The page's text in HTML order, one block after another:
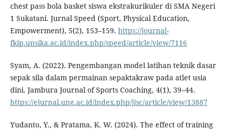
chest pass bola basket siswa ekstrakurikuler di SMA Negeri
1 Sukatani. Jurnal Speed (Sport, Physical Education,
Empowerment), 5(2), 153–159. https://journal-
fkip.unsika.ac.id/index.php/speed/article/view/7116
Syam, A. (2022). Pengembangan model latihan teknik dasar
sepak sila dalam permainan sepaktakraw pada atlet usia
dini. Jambura Journal of Sports Coaching, 4(1), 39–44.
https://ejurnal.ung.ac.id/index.php/jjsc/article/view/13887
Yudanto, Y., & Pratama, K. W. (2024). The effect of training